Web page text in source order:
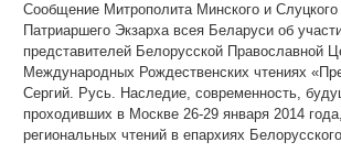
Сообщение Митрополита Минского и
Патриаршего Экзарха всея Беларуси об
представителей Белорусской Православной
Международных Рождественских чтениях
Сергий. Русь. Наследие, современность,
проходивших в Москве 26-29 января 2014
региональных чтений в епархиях